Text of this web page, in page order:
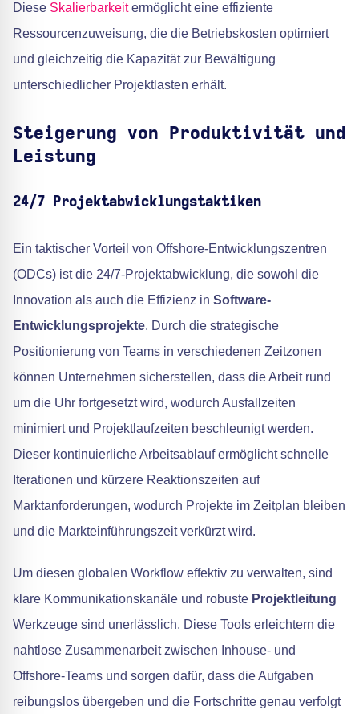
Diese Skalierbarkeitermöglicht eine effiziente
Ressourcenzuweisung, die die Betriebskosten optimiert
und gleichzeitig die Kapazität zur Bewältigung
unterschiedlicher Projektlasten erhält.
Steigerung von Produktivität und
Leistung
24/7 Projektabwicklungstaktiken
Ein taktischer Vorteil von Offshore-Entwicklungszentren
(ODCs) ist die 24/7-Projektabwicklung, die sowohl die
Innovation als auch die Effizienz in Software-
Entwicklungsprojekte. Durch die strategische
Positionierung von Teams in verschiedenen Zeitzonen
können Unternehmen sicherstellen, dass die Arbeit rund
um die Uhr fortgesetzt wird, wodurch Ausfallzeiten
minimiert und Projektlaufzeiten beschleunigt werden.
Dieser kontinuierliche Arbeitsablauf ermöglicht schnelle
Iterationen und kürzere Reaktionszeiten auf
Marktanforderungen, wodurch Projekte im Zeitplan bleiben
und die Markteinführungszeit verkürzt wird.
Um diesen globalen Workflow effektiv zu verwalten, sind
klare Kommunikationskanäle und robuste Projektleitung
Werkzeuge sind unerlässlich. Diese Tools erleichtern die
nahtlose Zusammenarbeit zwischen Inhouse- und
Offshore-Teams und sorgen dafür, dass die Aufgaben
reibungslos übergeben und die Fortschritte genau verfolgt